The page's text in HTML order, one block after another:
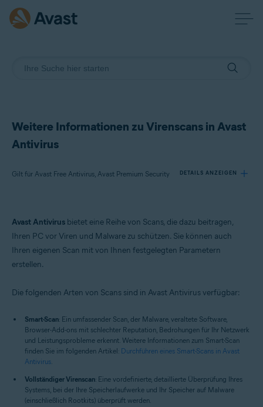
Weitere Informationen zu Virenscans in Avast
Antivirus
Gilt für Avast Free Antivirus, Avast Premium Security DETAILS ANZEIGEN
Produkte:
Avast Free Antivirus
Betriebssysteme:
Avast Antivirus bietet eine Reihe von Scans, die dazu beitragen,
Ihren PC vor Viren und Malware zu schützen. Sie können auch
Ihren eigenen Scan mit von Ihnen festgelegten Parametern
erstellen.
Die folgenden Arten von Scans sind in Avast Antivirus verfügbar:
Smart-Scan: Ein umfassender Scan, der Malware, veraltete Software,
Browser-Add-ons mit schlechter Reputation, Bedrohungen für Ihr Netzwerk
und Leistungsprobleme erkennt. Weitere Informationen zum Smart-Scan
finden Sie im folgenden Artikel: Durchführen eines Smart-Scans in Avast
Antivirus.
Vollständiger Virenscan: Eine vordefinierte, detaillierte Überprüfung Ihres
Systems, bei der Ihre Speicherlaufwerke und Ihr Speicher auf Malware
(einschließlich Rootkits) überprüft werden.